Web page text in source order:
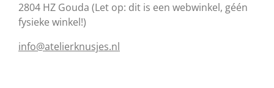
2804 HZ Gouda (Let op: dit is een webwinkel, géén
fysieke winkel!)
info@atelierknusjes.nl